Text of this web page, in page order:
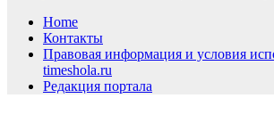
Home
Контакты
Правовая информация и условия
timeshola.ru
Редакция портала